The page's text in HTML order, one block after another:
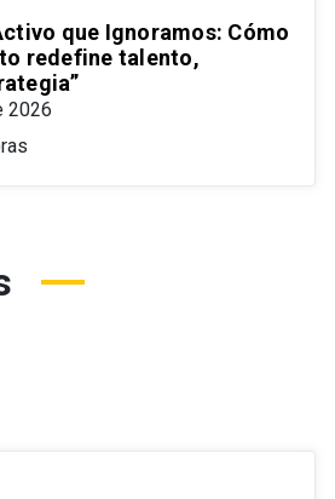
que Ignoramos: Cómo
redefine talento,
2026